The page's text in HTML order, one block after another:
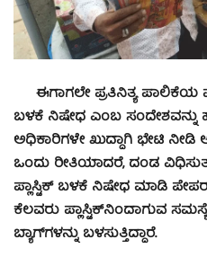
ಈಗಾಗಲೇ ಪ್ರತಿನಿತ್ಯ ಪಾಲಿಕೆಯ
ಬಳಕೆ ನಿಷೇಧ ಎಂಬ ಸಂದೇಶವನ್ನು
ಅಧಿಕಾರಿಗಳೇ ಖುದ್ದಾಗಿ ಭೇಟಿ ನೀಡಿ
ಒಂದು ರೀತಿಯಾದರೆ, ದಂಡ
ಪ್ಲಾಸ್ಟಿಕ್ ಬಳಕೆ ನಿಷೇಧ ಮಾಡಿ ಪೇಪರ್
ಕೆಲವರು ಪ್ಲಾಸ್ಟಿಕ್‍ನಿಂದಾಗುವ
ಬ್ಯಾಗ್‍ಗಳನ್ನು ಬಳಸುತ್ತಿದ್ದಾರೆ.